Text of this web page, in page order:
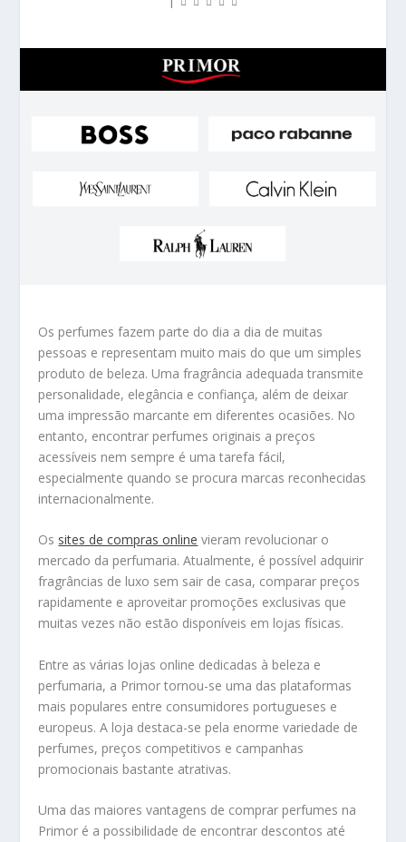
Os perfumes fazem parte do dia a dia de muitas
pessoas e representam muito mais do que um simples
produto de beleza. Uma fragrância adequada transmite
personalidade, elegância e confiança, além de deixar
uma impressão marcante em diferentes ocasiões. No
entanto, encontrar perfumes originais a preços
acessíveis nem sempre é uma tarefa fácil,
especialmente quando se procura marcas reconhecidas
internacionalmente.
Os sites de compras online vieram revolucionar o
mercado da perfumaria. Atualmente, é possível adquirir
fragrâncias de luxo sem sair de casa, comparar preços
rapidamente e aproveitar promoções exclusivas que
muitas vezes não estão disponíveis em lojas físicas.
Entre as várias lojas online dedicadas à beleza e
perfumaria, a Primor tornou-se uma das plataformas
mais populares entre consumidores portugueses e
europeus. A loja destaca-se pela enorme variedade de
perfumes, preços competitivos e campanhas
promocionais bastante atrativas.
Uma das maiores vantagens de comprar perfumes na
Primor é a possibilidade de encontrar descontos até